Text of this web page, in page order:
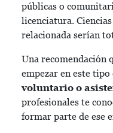
públicas o
licenciatura.
relacionada serían
Una recomendación
empezar en este
voluntario o
profesionales te
formar parte de ese